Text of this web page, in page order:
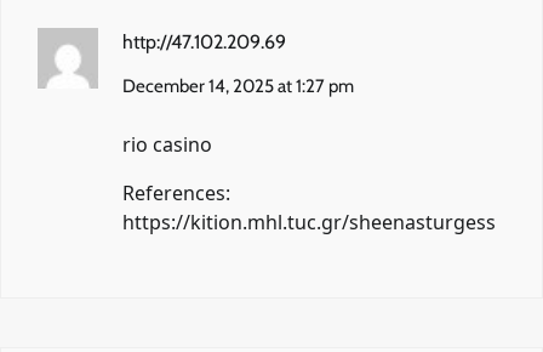
http://47.102.209.69
December 14, 2025 at 1:27 pm
rio casino
References:
https://kition.mhl.tuc.gr/sheenasturgess